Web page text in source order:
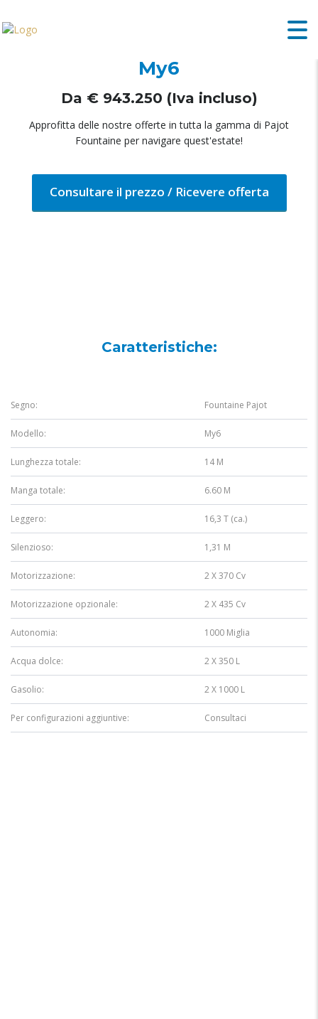
Fountaine Pajot Motor Yacht
My6
Da € 943.250 (Iva incluso)
Approfitta delle nostre offerte in tutta la gamma di Pajot
Fountaine per navigare quest'estate!
Consultare il prezzo / Ricevere offerta
Caratteristiche:
Segno: Fountaine Pajot
Modello: My6
Lunghezza totale: 14 M
Manga totale: 6.60 M
Leggero: 16,3 T (ca.)
Silenzioso: 1,31 M
Motorizzazione: 2 X 370 Cv
Motorizzazione opzionale: 2 X 435 Cv
Autonomia: 1000 Miglia
Acqua dolce: 2 X 350 L
Gasolio: 2 X 1000 L
Per configurazioni aggiuntive: Consultaci